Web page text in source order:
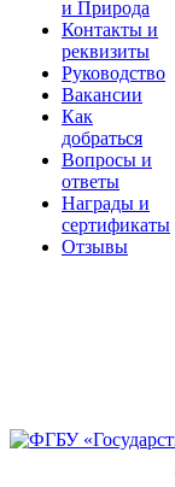
и Природа
Контакты и
реквизиты
Руководство
Вакансии
Как
добраться
Вопросы и
ответы
Награды и
сертификаты
Отзывы